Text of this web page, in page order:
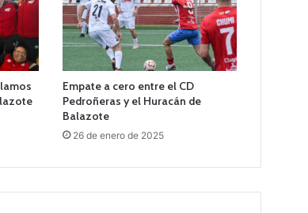
Empate a cero entre el CD
Pedroñeras y el Huracán de
Balazote
26 de enero de 2025